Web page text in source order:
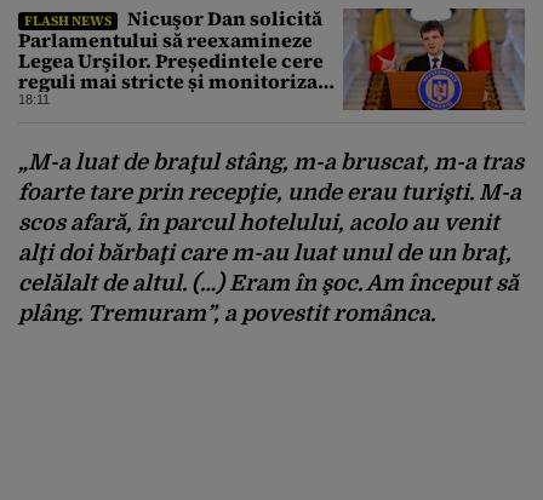
FLASH NEWS
Nicuşor Dan solicită
Parlamentului să reexamineze
Legea Urşilor. Președintele cere
reguli mai stricte și monitorizare
în timp real
18:11
„M-a luat de braţul stâng, m-a bruscat, m-a tras
foarte tare prin recepţie, unde erau turişti. M-a
scos afară, în parcul hotelului, acolo au venit
alţi doi bărbaţi care m-au luat unul de un braţ,
celălalt de altul. (…) Eram în şoc. Am început să
plâng. Tremuram”, a povestit românca.